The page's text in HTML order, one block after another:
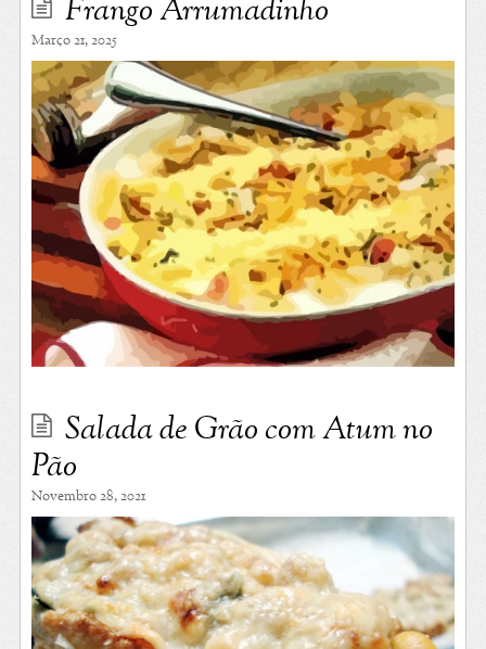
Frango Arrumadinho
Março 21, 2025
Salada de Grão com Atum no
Pão
Novembro 28, 2021